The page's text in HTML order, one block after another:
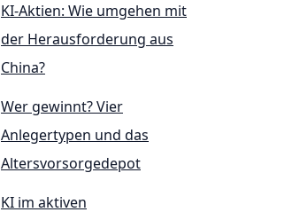
KI-Aktien: Wie umgehen mit
der Herausforderung aus
China?
Wer gewinnt? Vier
Anlegertypen und das
Altersvorsorgedepot
KI im aktiven